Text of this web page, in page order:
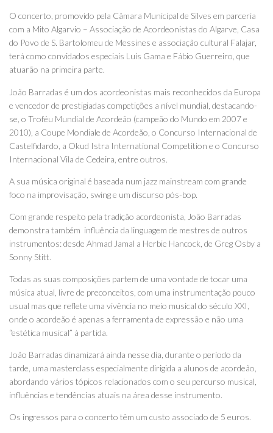
O concerto, promovido pela Câmara Municipal de Silves em parceria
com a Mito Algarvio – Associação de Acordeonistas do Algarve, Casa
do Povo de S. Bartolomeu de Messines e associação cultural Falajar,
terá como convidados especiais Luís Gama e Fábio Guerreiro, que
atuarão na primeira parte.
João Barradas é um dos acordeonistas mais reconhecidos da Europa
e vencedor de prestigiadas competições a nível mundial, destacando-
se, o Troféu Mundial de Acordeão (campeão do Mundo em 2007 e
2010), a Coupe Mondiale de Acordeão, o Concurso Internacional de
Castelfidardo, a Okud Istra International Competition e o Concurso
Internacional Vila de Cedeira, entre outros.
A sua música original é baseada num jazz mainstream com grande
foco na improvisação, swing e um discurso pós-bop.
Com grande respeito pela tradição acordeonista, João Barradas
demonstra também influência da linguagem de mestres de outros
instrumentos: desde Ahmad Jamal a Herbie Hancock, de Greg Osby a
Sonny Stitt.
Todas as suas composições partem de uma vontade de tocar uma
música atual, livre de preconceitos, com uma instrumentação pouco
usual mas que reflete uma vivência no meio musical do século XXI,
onde o acordeão é apenas a ferramenta de expressão e não uma
“estética musical” à partida.
João Barradas dinamizará ainda nesse dia, durante o período da
tarde, uma masterclass especialmente dirigida a alunos de acordeão,
abordando vários tópicos relacionados com o seu percurso musical,
influências e tendências atuais na área desse instrumento.
Os ingressos para o concerto têm um custo associado de 5 euros.